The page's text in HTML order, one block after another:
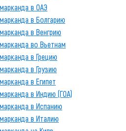
в ОАЭ
в Болгарию
в Венгрию
во Вьетнам
в Грецию
в Грузию
в Египет
в Индию (ГОА)
в Испанию
в Италию